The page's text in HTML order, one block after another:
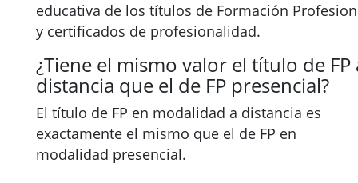
educativa de los títulos de Formación
y certificados de profesionalidad.
¿Tiene el mismo valor el título de FP
distancia que el de FP presencial?
El título de FP en modalidad a distancia es
exactamente el mismo que el de FP en
modalidad presencial.